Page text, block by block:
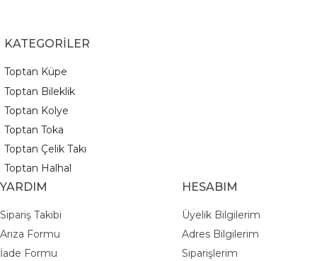
KATEGORİLER
Toptan Küpe
Toptan Bileklik
Toptan Kolye
Toptan Toka
Toptan Çelik Takı
Toptan Halhal
YARDIM
Sipariş Takibi
Arıza Formu
İade Formu
HESABIM
Üyelik Bilgilerim
Adres Bilgilerim
Siparişlerim